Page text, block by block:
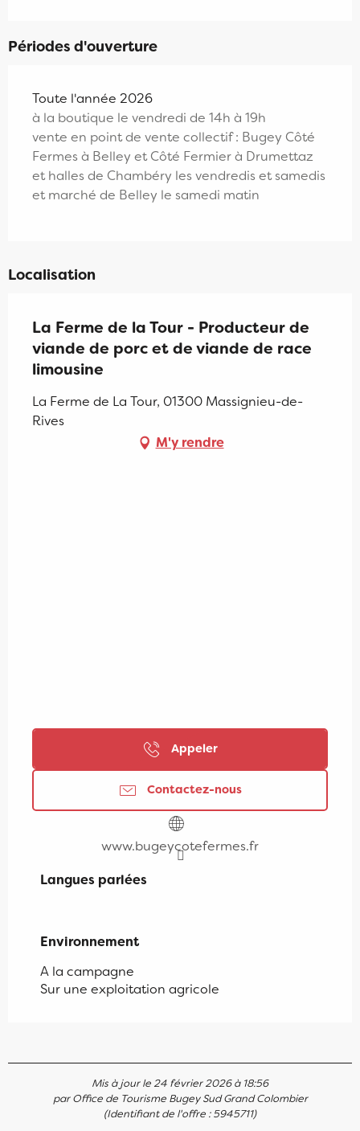
Périodes d'ouverture
Toute l'année 2026
à la boutique le vendredi de 14h à 19h
vente en point de vente collectif : Bugey Côté
Fermes à Belley et Côté Fermier à Drumettaz
et halles de Chambéry les vendredis et samedis
et marché de Belley le samedi matin
Localisation
La Ferme de la Tour - Producteur de
viande de porc et de viande de race
limousine
La Ferme de La Tour, 01300 Massignieu-de-
Rives
M'y rendre
Appeler
Contactez-nous
www.bugeycotefermes.fr
Langues parlées
Langues parlées
Environnement
Environnement
A la campagne
Sur une exploitation agricole
Mis à jour le 24 février 2026 à 18:56
par Office de Tourisme Bugey Sud Grand Colombier
(Identifiant de l'offre :5945711)